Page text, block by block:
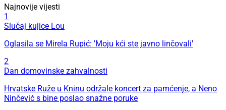
Najnovije vijesti
1
Slučaj kujice Lou
Oglasila se Mirela Rupić: 'Moju kći ste javno linčovali'
2
Dan domovinske zahvalnosti
Hrvatske Ruže u Kninu održale koncert za pamćenje, a Neno
Ninčević s bine poslao snažne poruke